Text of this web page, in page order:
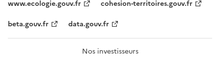
www.ecologie.gouv.fr
cohesion-territoires.gouv.fr
beta.gouv.fr
data.gouv.fr
Nos investisseurs